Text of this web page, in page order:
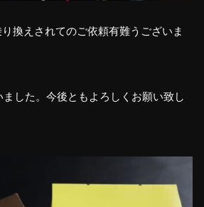
換えされてのご依頼有難うございま
した。今後ともよろしくお願い致し